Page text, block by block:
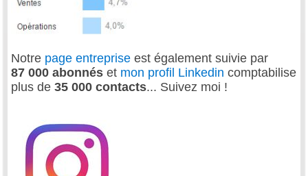
Notre page entreprise est également suivie par
87 000 abonnés et mon profil Linkedin comptabilise
plus de 35 000 contacts... Suivez moi !